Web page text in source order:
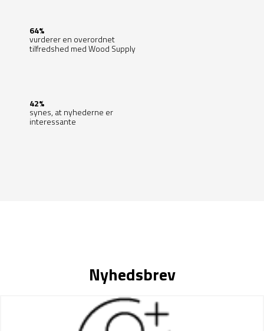
64%
vurderer en overordnet
tilfredshed med Wood Supply
42%
synes, at nyhederne er
interessante
Nyhedsbrev